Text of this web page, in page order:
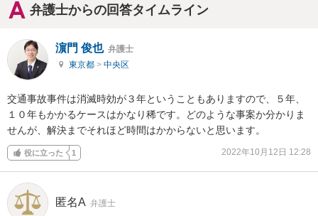
弁護士からの回答タイムライン
濵門 俊也 弁護士
東京都 > 中央区
交通事故事件は消滅時効が３年ということもありますので、５年、
１０年もかかるケースはかなり稀です。どのような事案か分かりま
せんが、解決までそれほど時間はかからないと思います。
役に立った 1 2022年10月12日 12:28
匿名A 弁護士